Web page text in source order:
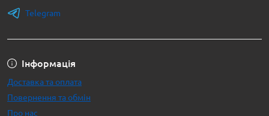
Інформація
Доставка та оплата
Повернення та обмін
Про нас
Telegram